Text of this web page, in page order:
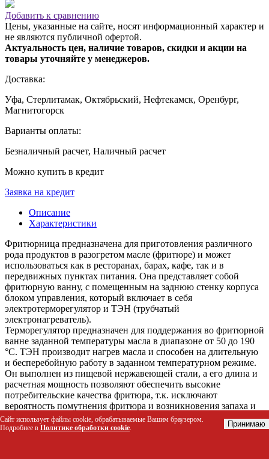
Добавить к сравнению
Цены, указанные на сайте, носят информационный характер и
не являются публичной офертой.
Актуальность цен, наличие товаров, скидки и акции на
товары уточняйте у менеджеров.
Доставка:
Уфа, Стерлитамак, Октябрьский, Нефтекамск, Оренбург,
Магнитогорск
Варианты оплаты:
Безналичный расчет, Наличный расчет
Можно купить в кредит
Заявка на кредит
Описание
Характеристики
Фритюрница предназначена для приготовления различного
рода продуктов в разогретом масле (фритюре) и может
использоваться как в ресторанах, барах, кафе, так и в
передвижных пунктах питания. Она представляет собой
фритюрную ванну, с помещенным на заднюю стенку корпуса
блоком управления, который включает в себя
электротерморегулятор и ТЭН (трубчатый
электронагреватель).
Терморегулятор предназначен для поддержания во фритюрной
ванне заданной температуры масла в диапазоне от 50 до 190
°C. ТЭН производит нагрев масла и способен на длительную
и бесперебойную работу в заданном температурном режиме.
Он выполнен из пищевой нержавеющей стали, а его длина и
расчетная мощность позволяют обеспечить высокие
потребительские качества фритюра, т.к. исключают
вероятность помутнения фритюра и возникновения запаха и
привкуса горечи в нем.
Фритюрная ванна состоит из корпуса ванны и самой ванны.
Сайт использует файлы cookie, обрабатываемые Вашим браузером.
Подробнее в Политике обработки cookie. Принимаю